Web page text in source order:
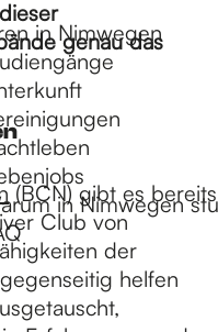
in Nimwegen
in Nimwegen
genau das
(BCN) gibt es bereits
Club von
der
helfen